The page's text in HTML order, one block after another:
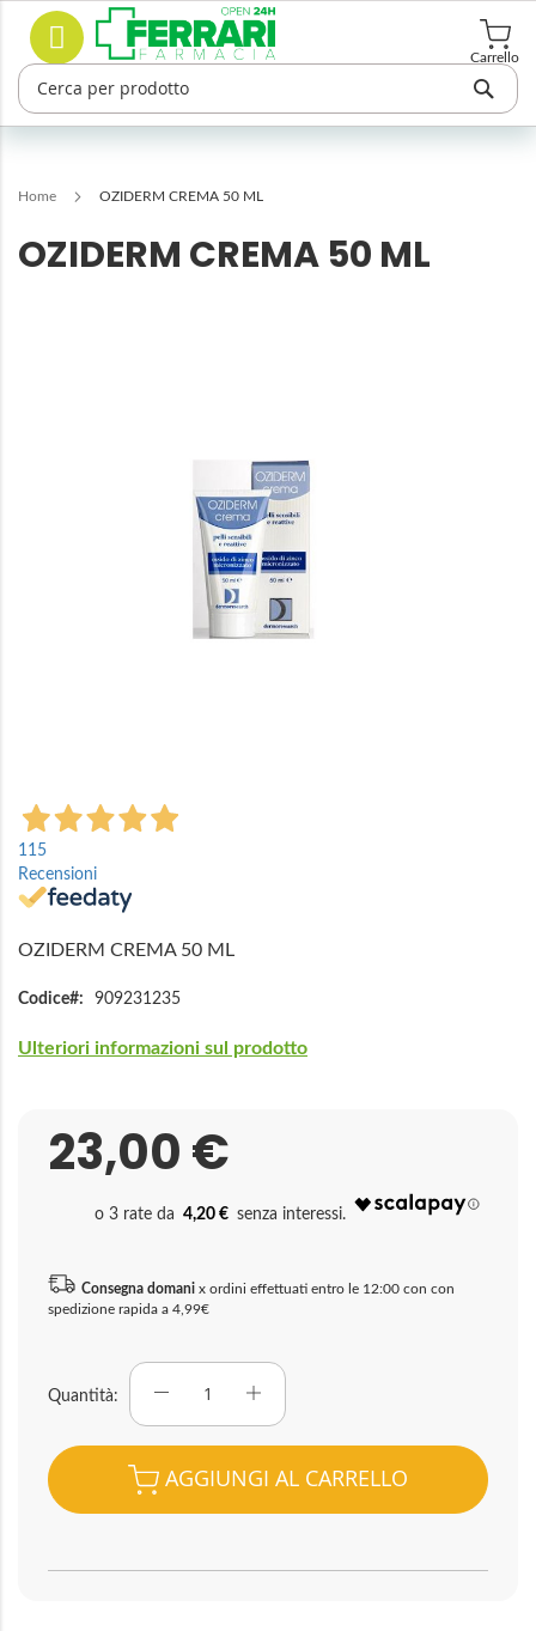
Salta
contenuto
Carrello
Cerca
Home OZIDERM CREMA 50 ML
OZIDERM CREMA 50 ML
Vai
all'inizio
della
galleria
di
115
Recensioni
OZIDERM CREMA 50 ML
Codice 909231235
Ulteriori informazioni sul prodotto
23,00 €
4,20 €
Consegna domani x ordini effettuati entro le 12:00 con con
spedizione rapida a 4,99€
Quantità
AGGIUNGI AL CARRELLO